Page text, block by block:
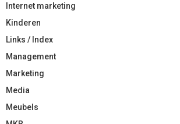
Internet marketing
Kinderen
Links / Index
Management
Marketing
Media
Meubels